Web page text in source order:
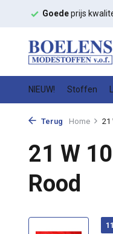
Goedeprijs
NIEUW! Stoffen
Terug Home 21
21 W
Rood